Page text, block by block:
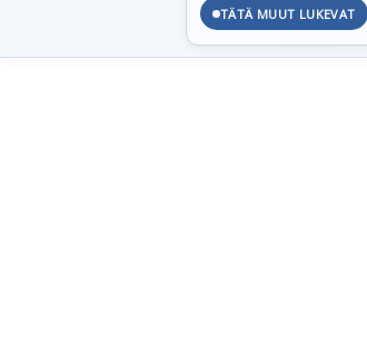
TÄTÄ MUUT LUKEVAT